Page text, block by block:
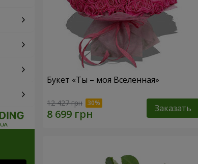
Букет «Ты – моя Вселенная»
12 427 грн Заказать